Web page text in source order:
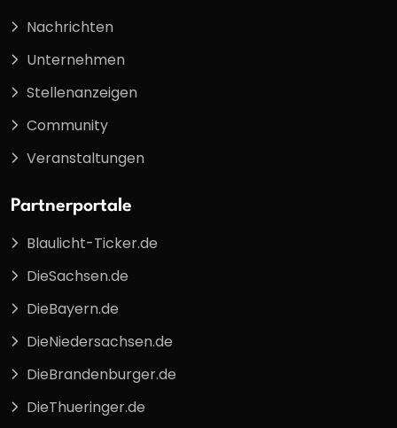
Nachrichten
Unternehmen
Stellenanzeigen
Community
Veranstaltungen
Partnerportale
Blaulicht-Ticker.de
DieSachsen.de
DieBayern.de
DieNiedersachsen.de
DieBrandenburger.de
DieThueringer.de